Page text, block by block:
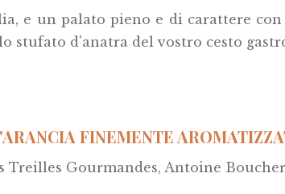
e un palato pieno e di carattere
stufato d'anatra del vostro cesto
FINEMENTE
Gourmandes, Antoine Boucher